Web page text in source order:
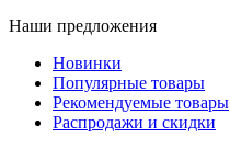
Наши предложения
Новинки
Популярные товары
Рекомендуемые товары
Распродажи и скидки